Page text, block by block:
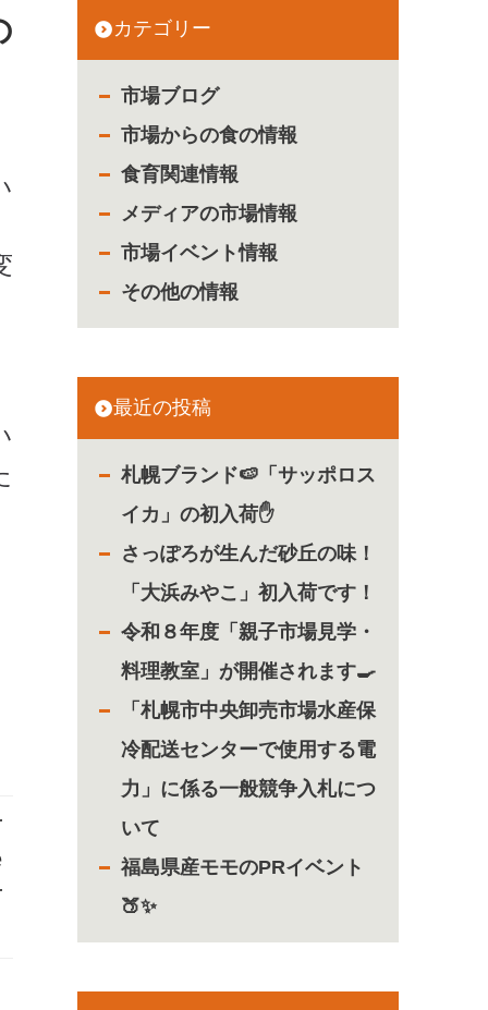
カテゴリー
市場ブログ
市場からの食の情報
食育関連情報
メディアの市場情報
市場イベント情報
その他の情報
最近の投稿
札幌ブランド🍉「サッポロス
イカ」の初入荷✋
さっぽろが生んだ砂丘の味！
「大浜みやこ」初入荷です！
令和８年度「親子市場見学・
料理教室」が開催されます🍳
「札幌市中央卸売市場水産保
冷配送センターで使用する電
力」に係る一般競争入札につ
いて
福島県産モモのPRイベント
🍑✨